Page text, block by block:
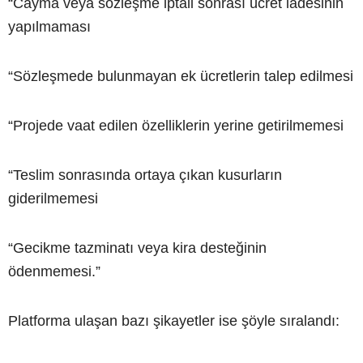
yapılmaması
“Sözleşmede bulunmayan ek ücretlerin talep edilmesi
“Projede vaat edilen özelliklerin yerine getirilmemesi
“Teslim sonrasında ortaya çıkan kusurların
giderilmemesi
“Gecikme tazminatı veya kira desteğinin
ödenmemesi.”
Platforma ulaşan bazı şikayetler ise şöyle sıralandı: